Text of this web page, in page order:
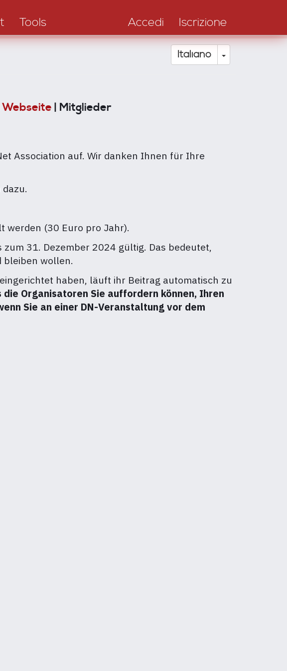
Tools Accedi Iscrizione
Italiano Toggle
Webseite | Mitglieder
Association auf. Wir danken Ihnen für Ihre
werden (30 Euro pro Jahr).
31. Dezember 2024 gültig. Das bedeutet,
bleiben wollen.
haben, läuft ihr Beitrag automatisch zu
die Organisatoren Sie auffordern können, Ihren
Sie an einer DN-Veranstaltung vor dem